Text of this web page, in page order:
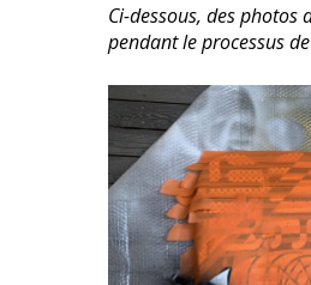
Ci-dessous, des photos
pendant le processus